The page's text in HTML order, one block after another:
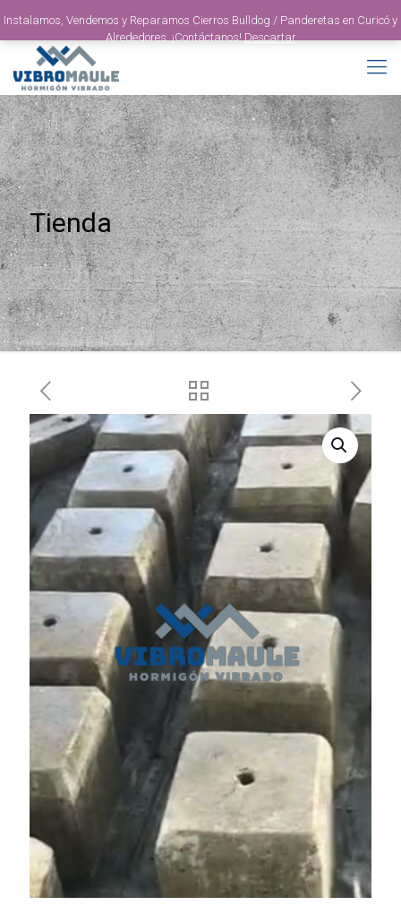
Tienda
Instalamos, Vendemos y Reparamos Cierros Bulldog / Panderetas en Curicó y
Alrededores. ¡Contáctanos!Descartar